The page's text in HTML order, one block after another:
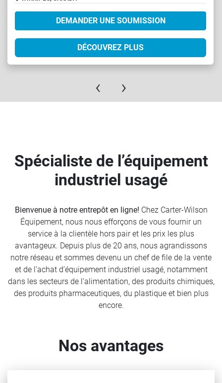
DEMANDER UNE SOUMISSION
DÉCOUVREZ PLUS
‹ ›
Spécialiste de l’équipement
industriel usagé
Bienvenue à notre entrepôt en ligne! Chez Carter-Wilson
Équipement, nous nous efforçons de vous fournir un
service à la clientèle hors pair et les prix les plus
avantageux. Depuis plus de 20 ans, nous agrandissons
notre réseau et sommes devenu un chef de file de la vente
et de l’achat d’équipement industriel usagé, notamment
dans les secteurs de l’alimentation, des produits chimiques,
des produits pharmaceutiques, du plastique et bien plus
encore.
Nos avantages